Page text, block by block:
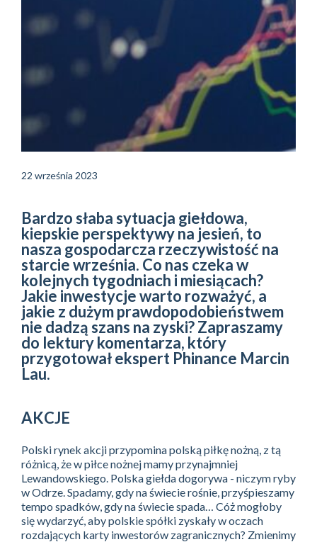
22 września 2023
Bardzo słaba sytuacja giełdowa,
kiepskie perspektywy na jesień, to
nasza gospodarcza rzeczywistość na
starcie września. Co nas czeka w
kolejnych tygodniach i miesiącach?
Jakie inwestycje warto rozważyć, a
jakie z dużym prawdopodobieństwem
nie dadzą szans na zyski? Zapraszamy
do lektury komentarza, który
przygotował ekspert Phinance Marcin
Lau.
AKCJE
Polski rynek akcji przypomina polską piłkę nożną, z tą
różnicą, że w piłce nożnej mamy przynajmniej
Lewandowskiego. Polska giełda dogorywa - niczym ryby
w Odrze. Spadamy, gdy na świecie rośnie, przyśpieszamy
tempo spadków, gdy na świecie spada… Cóż mogłoby
się wydarzyć, aby polskie spółki zyskały w oczach
rozdających karty inwestorów zagranicznych? Zmienimy